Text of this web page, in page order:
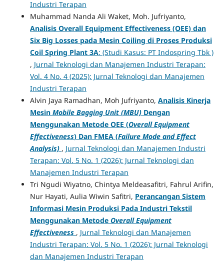
Industri Terapan
Muhammad Nanda Ali Waket, Moh. Jufriyanto,
Analisis Overall Equipment Effectiveness (OEE) dan
Six Big Losses pada Mesin Coiling di Proses Produksi
Coil Spring Plant 3A: (Studi Kasus: PT Indospring Tbk )
, Jurnal Teknologi dan Manajemen Industri Terapan:
Vol. 4 No. 4 (2025): Jurnal Teknologi dan Manajemen
Industri Terapan
Alvin Jaya Ramadhan, Moh Jufriyanto, Analisis Kinerja
Mesin Mobile Bagging Unit (MBU) Dengan
Menggunakan Metode OEE (Overall Equipment
Effectiveness) Dan FMEA (Failure Mode and Effect
Analysis) , Jurnal Teknologi dan Manajemen Industri
Terapan: Vol. 5 No. 1 (2026): Jurnal Teknologi dan
Manajemen Industri Terapan
Tri Ngudi Wiyatno, Chintya Meldeasafitri, Fahrul Arifin,
Nur Hayati, Aulia Wiwin Safitri, Perancangan Sistem
Informasi Mesin Produksi Pada Industri Tekstil
Menggunakan Metode Overall Equipment
Effectiveness , Jurnal Teknologi dan Manajemen
Industri Terapan: Vol. 5 No. 1 (2026): Jurnal Teknologi
dan Manajemen Industri Terapan